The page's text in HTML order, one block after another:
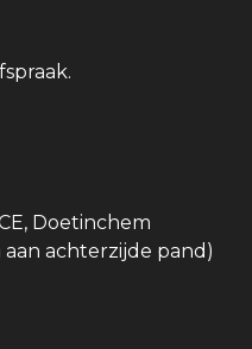
Doetinchem
achterzijde pand)